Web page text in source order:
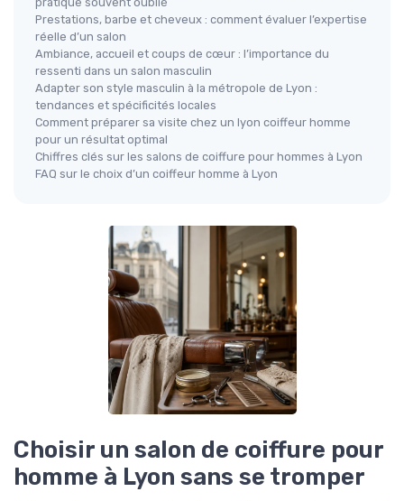
Prestations, barbe et cheveux : comment évaluer l’expertise
réelle d’un salon
Ambiance, accueil et coups de cœur : l’importance du
ressenti dans un salon masculin
Adapter son style masculin à la métropole de Lyon :
tendances et spécificités locales
Comment préparer sa visite chez un lyon coiffeur homme
pour un résultat optimal
Chiffres clés sur les salons de coiffure pour hommes à Lyon
FAQ sur le choix d’un coiffeur homme à Lyon
Choisir un salon de coiffure pour
homme à Lyon sans se tromper